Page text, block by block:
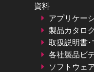
資料
アプリケー
製品カタロ
取扱説明書
各社製品ビ
ソフトウェ